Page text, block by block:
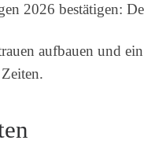
2026 bestätigen:
aufbauen und